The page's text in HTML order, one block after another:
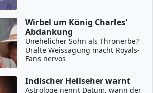
Wirbel um König Charles'
Abdankung
Unehelicher Sohn als Thronerbe?
Uralte Weissagung macht Royals-
Fans nervös
Indischer Hellseher warnt
Astrologe nennt Datum, wann der